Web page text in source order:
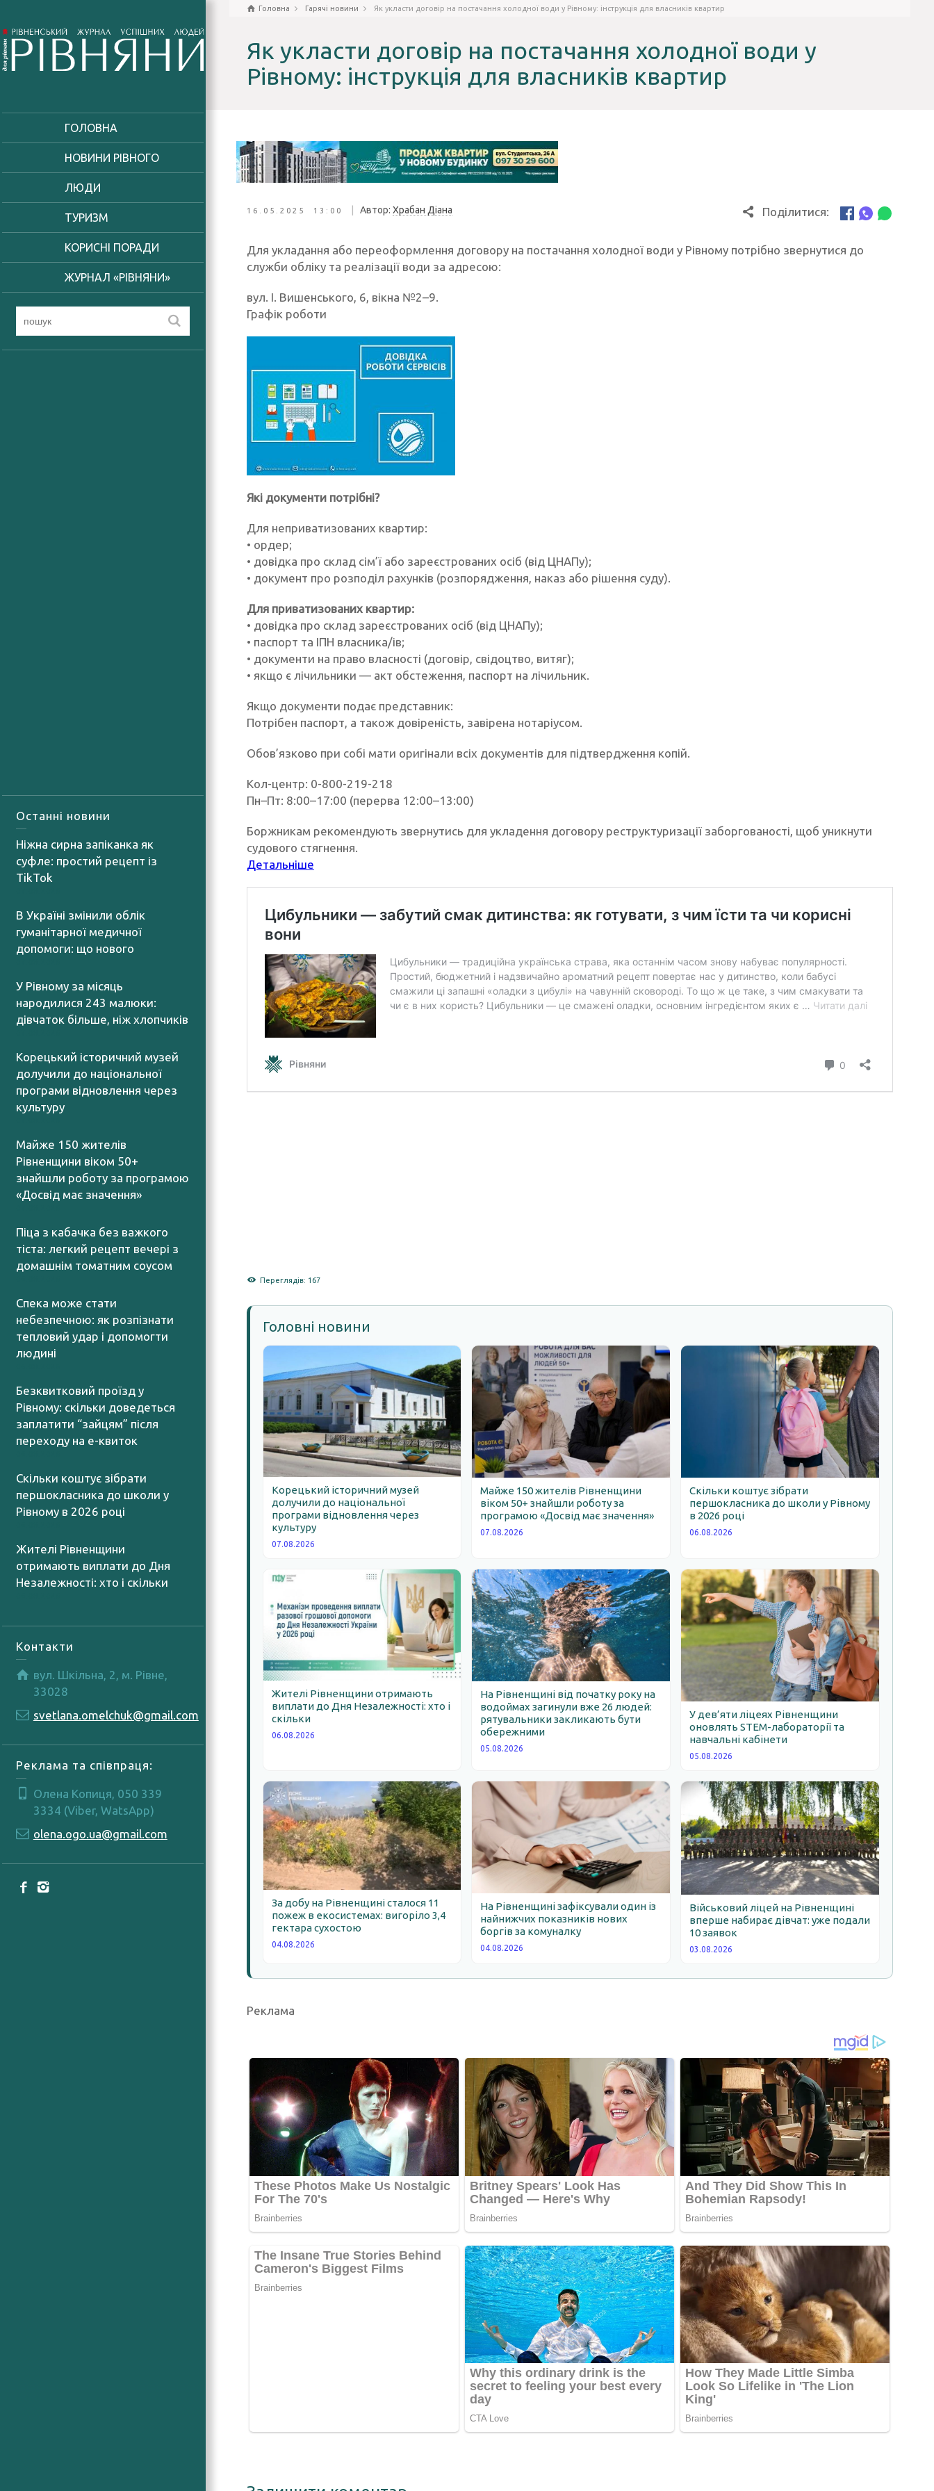
ГОЛОВНА
НОВИНИ РІВНОГО
ЛЮДИ
ТУРИЗМ
КОРИСНІ ПОРАДИ
ЖУРНАЛ «РІВНЯНИ»
Останні новини
Ніжна сирна запіканка як
суфле: простий рецепт із
TikTok
В Україні змінили облік
гуманітарної медичної
допомоги: що нового
У Рівному за місяць
народилися 243 малюки:
дівчаток більше, ніж хлопчиків
Корецький історичний музей
долучили до національної
програми відновлення через
культуру
Майже 150 жителів
Рівненщини віком 50+
знайшли роботу за програмою
«Досвід має значення»
Піца з кабачка без важкого
тіста: легкий рецепт вечері з
домашнім томатним соусом
Спека може стати
небезпечною: як розпізнати
тепловий удар і допомогти
людині
Безквитковий проїзд у
Рівному: скільки доведеться
заплатити “зайцям” після
переходу на е-квиток
Скільки коштує зібрати
першокласника до школи у
Рівному в 2026 році
Жителі Рівненщини
отримають виплати до Дня
Незалежності: хто і скільки
Контакти
вул. Шкільна, 2, м. Рівне,
33028
svetlana.omelchuk@gmail.com
Реклама та співпраця:
Олена Копиця, 050 339
3334 (Viber, WatsApp)
olena.ogo.ua@gmail.com
Головна Гарячі новини Як укласти договір на постачання холодної води у Рівному: інструкція для власників квартир
Як укласти договір на постачання холодної води у
Рівному: інструкція для власників квартир
16.05.2025 13:00 Автор: Храбан Діана Поділитися:
Для укладання або переоформлення договору на постачання холодної води у Рівному потрібно звернутися до
служби обліку та реалізації води за адресою:
вул. І. Вишенського, 6, вікна №2–9.
Графік роботи
Які документи потрібні?
Для неприватизованих квартир:
• ордер;
• довідка про склад сім’ї або зареєстрованих осіб (від ЦНАПу);
• документ про розподіл рахунків (розпорядження, наказ або рішення суду).
Для приватизованих квартир:
• довідка про склад зареєстрованих осіб (від ЦНАПу);
• паспорт та ІПН власника/ів;
• документи на право власності (договір, свідоцтво, витяг);
• якщо є лічильники — акт обстеження, паспорт на лічильник.
Якщо документи подає представник:
Потрібен паспорт, а також довіреність, завірена нотаріусом.
Обов’язково при собі мати оригінали всіх документів для підтвердження копій.
Кол-центр: 0-800-219-218
Пн–Пт: 8:00–17:00 (перерва 12:00–13:00)
Боржникам рекомендують звернутись для укладення договору реструктуризації заборгованості, щоб уникнути
судового стягнення.
Детальніше
Переглядів: 167
Головні новини
Корецький історичний музей
долучили до національної
програми відновлення через
культуру
07.08.2026
Майже 150 жителів Рівненщини
віком 50+ знайшли роботу за
програмою «Досвід має значення»
07.08.2026
Скільки коштує зібрати
першокласника до школи у Рівному
в 2026 році
06.08.2026
Жителі Рівненщини отримають
виплати до Дня Незалежності: хто і
скільки
06.08.2026
На Рівненщині від початку року на
водоймах загинули вже 26 людей:
рятувальники закликають бути
обережними
05.08.2026
У дев’яти ліцеях Рівненщини
оновлять STEM-лабораторії та
навчальні кабінети
05.08.2026
За добу на Рівненщині сталося 11
пожеж в екосистемах: вигоріло 3,4
гектара сухостою
04.08.2026
На Рівненщині зафіксували один із
найнижчих показників нових
боргів за комуналку
04.08.2026
Військовий ліцей на Рівненщині
вперше набирає дівчат: уже подали
10 заявок
03.08.2026
Реклама